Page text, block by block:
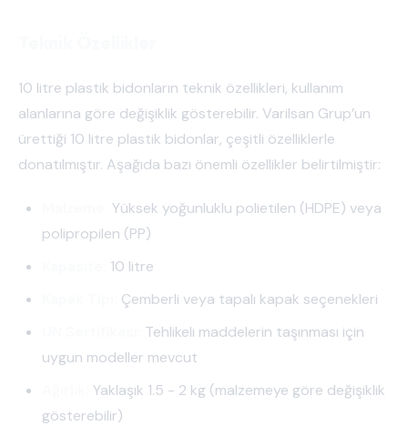
10 litre plastik bidonların teknik özellikleri, kullanım
alanlarına göre değişiklik gösterebilir. Varilsan Grup’un
ürettiği 10 litre plastik bidonlar, çeşitli özelliklerle
donatılmıştır. Aşağıda bazı önemli özellikler belirtilmiştir:
Yüksek yoğunluklu polietilen (HDPE) veya
polipropilen (PP)
10 litre
Çemberli veya tapalı kapak seçenekleri
Tehlikeli maddelerin taşınması için
uygun modeller mevcut
Yaklaşık 1.5 - 2 kg (malzemeye göre değişiklik
gösterebilir)